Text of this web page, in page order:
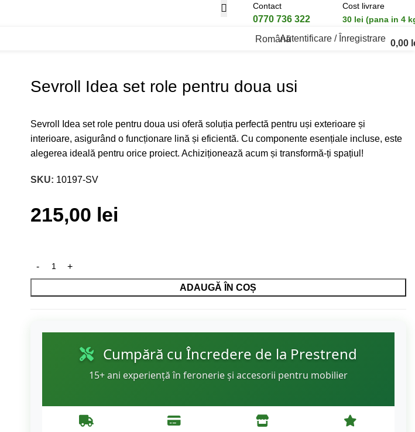
Contact
0770 736 322
Cost livrare
30 lei (pana in 4
RomânăAutentificare / Înregistrare 0,00
Sevroll Idea set role pentru doua usi
Sevroll Idea set role pentru doua usi oferă soluția perfectă pentru uși exterioare și
interioare, asigurând o funcționare lină și eficientă. Cu componente esențiale incluse, este
alegerea ideală pentru orice proiect. Achiziționează acum și transformă-ți spațiul!
SKU: 10197-SV
215,00 lei
ADAUGĂ ÎN COȘ
Cumpără cu Încredere de la Prestrend
15+ ani experiență în feronerie și accesorii pentru mobilier